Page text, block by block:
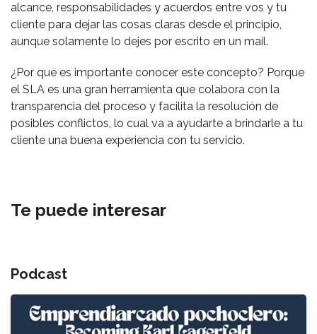
alcance, responsabilidades y acuerdos entre vos y tu
cliente para dejar las cosas claras desde el principio,
aunque solamente lo dejes por escrito en un mail.
¿Por qué es importante conocer este concepto? Porque
el SLA es una gran herramienta que colabora con la
transparencia del proceso y facilita la resolución de
posibles conflictos, lo cual va a ayudarte a brindarle a tu
cliente una buena experiencia con tu servicio.
Te puede interesar
Podcast